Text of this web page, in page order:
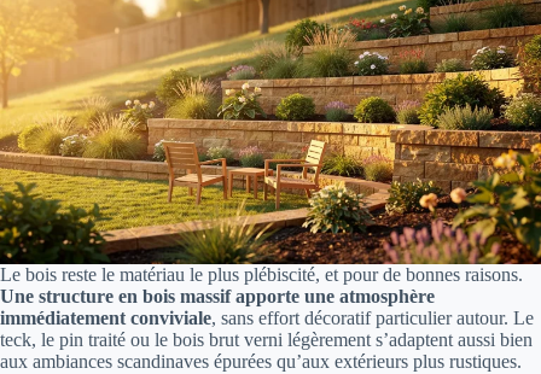
Le bois reste le matériau le plus plébiscité, et pour de bonnes raisons.
Une structure en bois massif apporte une atmosphère
immédiatement conviviale, sans effort décoratif particulier autour. Le
teck, le pin traité ou le bois brut verni légèrement s’adaptent aussi bien
aux ambiances scandinaves épurées qu’aux extérieurs plus rustiques.